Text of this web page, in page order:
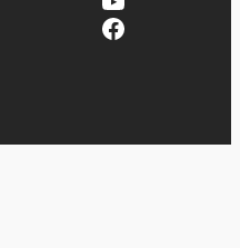
Facebook